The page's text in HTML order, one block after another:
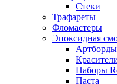
Стеки
Трафареты
Фломастеры
Эпоксидная
Артборды
Наборы
Паста